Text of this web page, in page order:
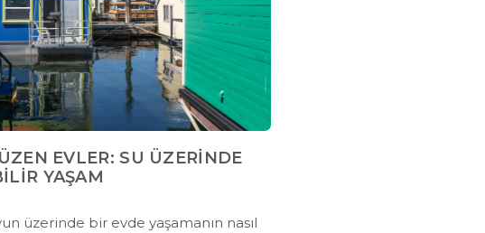
EVLER: SU ÜZERİNDE
YAŞAM
üzerinde bir evde yaşamanın nasıl